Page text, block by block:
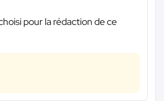
pour la rédaction de ce